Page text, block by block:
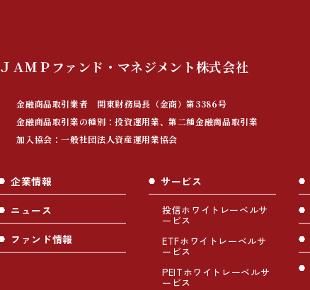
ＪＡＭＰファンド・マネジメント株式会社
金融商品取引業者 関東財務局長（金商）第3386号
金融商品取引業の種別：投資運用業、第二種金融商品取引業
加入協会：一般社団法人資産運用業協会
企業情報
ニュース
ファンド情報
サービス
投信ホワイトレーベルサ
ービス
ETFホワイトレーベルサ
ービス
PEITホワイトレーベルサ
ービス